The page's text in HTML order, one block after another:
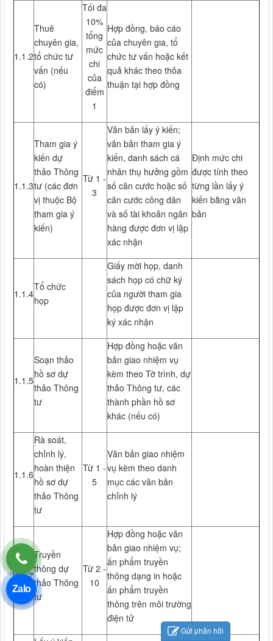
1.1.2
Thuê
chuyên gia,
tổ chức tư
vấn (nếu
có)
Tối đa
10%
tổng
mức
chi
của
điểm
1
Hợp đồng, báo cáo
của chuyên gia, tổ
chức tư vấn hoặc kết
quả khác theo thỏa
thuận tại hợp đồng
1.1.3
Tham gia ý
kiến dự
thảo Thông
tư (các đơn
vị thuộc Bộ
tham gia ý
kiến)
Từ 1 -
3
Văn bản lấy ý kiến;
văn bản tham gia ý
kiến, danh sách cá
nhân thụ hưởng gồm
số căn cước hoặc số
căn cước công dân
và số tài khoản ngân
hàng được đơn vị lập
xác nhận
Định mức chi
được tính theo
từng lần lấy ý
kiến bằng văn
bản
1.1.4
Tổ chức
họp
Giấy mời họp, danh
sách họp có chữ ký
của người tham gia
họp được đơn vị lập
ký xác nhận
1.1.5
Soạn thảo
hồ sơ dự
thảo Thông
tư
Hợp đồng hoặc văn
bản giao nhiệm vụ
kèm theo Tờ trình, dự
thảo Thông tư, các
thành phần hồ sơ
khác (nếu có)
1.1.6
Rà soát,
chỉnh lý,
hoàn thiện
hồ sơ dự
thảo Thông
tư
Từ 1 -
5
Văn bản giao nhiệm
vụ kèm theo danh
mục các văn bản
chỉnh lý
1.1.7
Truyền
thông dự
thảo Thông
tư
Từ 2 -
10
Hợp đồng hoặc văn
bản giao nhiệm vụ;
ấn phẩm truyền
thông dạng in hoặc
ấn phẩm truyền
thông trên môi trường
điện tử
Gửi phản hồi
Zalo